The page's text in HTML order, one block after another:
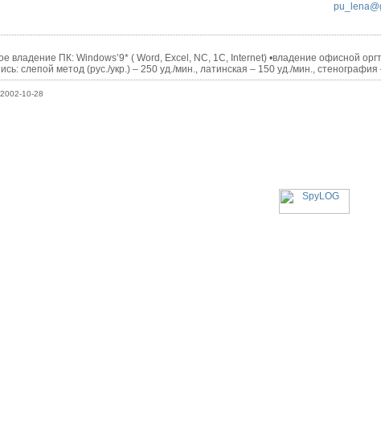
владение ПК: Windows’9* ( Word, Excel, NC, 1C, Internet) •владение офисной
слепой метод (рус./укр.) – 250 уд./мин., латинская – 150 уд./мин., стенография
10-28